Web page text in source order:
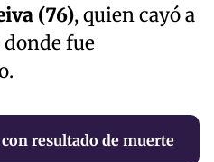
(76), quien cayó a
fue
resultado de muerte